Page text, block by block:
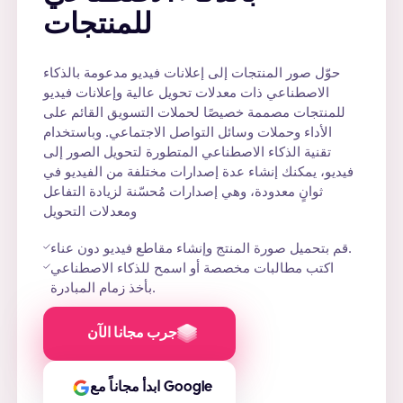
للمنتجات
حوّل صور المنتجات إلى إعلانات فيديو مدعومة بالذكاء
الاصطناعي ذات معدلات تحويل عالية وإعلانات فيديو
للمنتجات مصممة خصيصًا لحملات التسويق القائم على
الأداء وحملات وسائل التواصل الاجتماعي. وباستخدام
تقنية الذكاء الاصطناعي المتطورة لتحويل الصور إلى
فيديو، يمكنك إنشاء عدة إصدارات مختلفة من الفيديو في
ثوانٍ معدودة، وهي إصدارات مُحسّنة لزيادة التفاعل
ومعدلات التحويل
قم بتحميل صورة المنتج وإنشاء مقاطع فيديو دون عناء.
اكتب مطالبات مخصصة أو اسمح للذكاء الاصطناعي
بأخذ زمام المبادرة.
جرب مجانا الآن
ابدأ مجاناً مع Google